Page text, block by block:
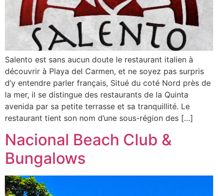
Salento est sans aucun doute le restaurant italien à
découvrir à Playa del Carmen, et ne soyez pas surpris
d’y entendre parler français, Situé du coté Nord près de
la mer, il se distingue des restaurants de la Quinta
avenida par sa petite terrasse et sa tranquillité. Le
restaurant tient son nom d’une sous-région des […]
Nacional Beach Club &
Bungalows